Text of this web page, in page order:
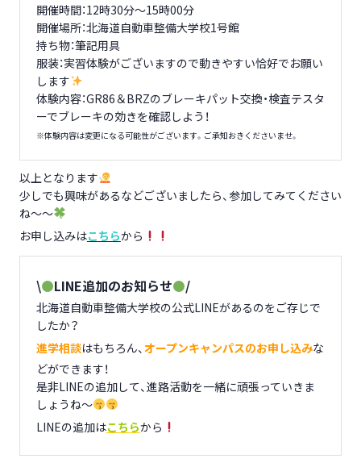
開催時間：12時30分～15時00分
開催場所：北海道自動車整備大学校1号館
持ち物：筆記用具
服装：実習体験がございますので動きやすい恰好でお願い
します
体験内容：GR86＆BRZのブレーキパット交換・検査テスタ
ーでブレーキの効きを確認しよう！
※体験内容は変更になる可能性がございます。ご承知おきくださいませ。
以上となります
少しでも興味があるなどございましたら、参加してみてください
ね～～
お申し込みはこちらから
\ LINE追加のお知らせ /
北海道自動車整備大学校の公式LINEがあるのをご存じで
したか？
進学相談はもちろん、 オープンキャンパスのお申し込みな
どができます！
是非LINEの追加して、進路活動を一緒に頑張っていきま
しょうね～
LINEの追加はこちらから